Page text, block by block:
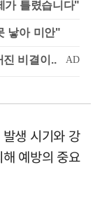
가 틀렸습니다"
낳아 미안"
생 시기와 강
예방의 중요